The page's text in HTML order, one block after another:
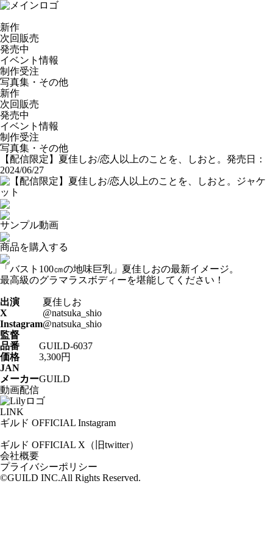
新作
次回販売
発売中
イベント情報
制作受注
写真集・その他
新作
次回販売
発売中
イベント情報
制作受注
写真集・その他
【配信限定】夏佳しお/恋人以上のことを、しおと。 発売日：
2024/06/27
サンプル動画
商品を購入する
「バスト100㎝の地味巨乳」夏佳しおの最新イメージ。
最高級のグラマラスボディーを堪能してください！
出演
夏佳しお
X
@natsuka_shio
Instagram@natsuka_shio
監督
品番
GUILD-6037
価格
3,300円
JAN
メーカーGUILD
動画配信
LINK
ギルド OFFICIAL Instagram
ギルド OFFICIAL X（旧twitter）
会社概要
プライバシーポリシー
©GUILD INC.All Rights Reserved.